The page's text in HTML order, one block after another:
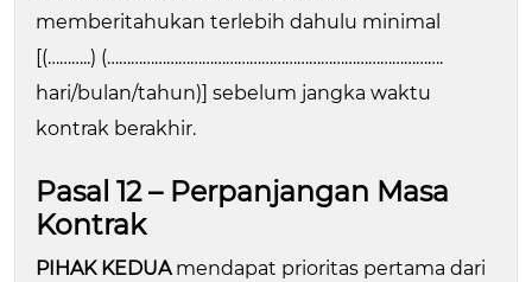
memberitahukan terlebih dahulu minimal
[(………..) (………………………………………………………………………….
hari/bulan/tahun)] sebelum jangka waktu
kontrak berakhir.
Pasal 12 – Perpanjangan Masa
Kontrak
PIHAK KEDUA mendapat prioritas pertama dari